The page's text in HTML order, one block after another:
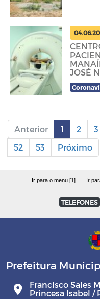
JOSÉ
Anterior 1 2 3
52
53 Próximo
Ir para o menu [1] Ir
TELEFONES
Prefeitura
Francisco Sales
Princesa Isabel /